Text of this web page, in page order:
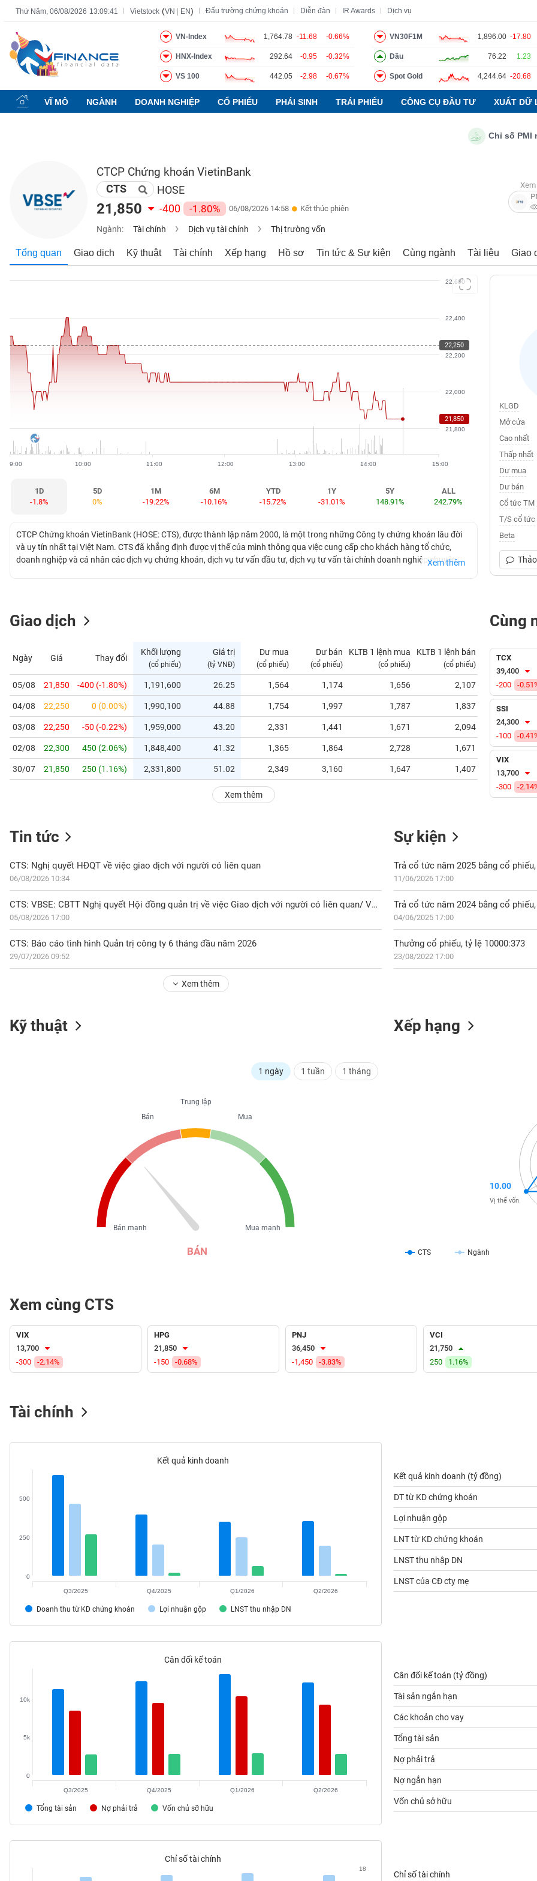
Thứ Năm, 06/08/2026 13:09:42 Vietstock (VN EN) Đấu trường chứng khoán Diễn đàn IR Awards Dịch vụ
VN-Index 1,764.78 -11.68 -0.66%
HNX-Index 292.64 -0.95 -0.32%
VS 100 442.05 -2.98 -0.67%
VN30F1M 1,896.00 -17.80
Dầu 76.22 1.23
Spot Gold 4,244.64 -20.68
VĨ MÔ NGÀNH DOANH NGHIỆP CỔ PHIẾU PHÁI SINH TRÁI PHIẾU CÔNG CỤ ĐẦU TƯ XUẤT DỮ
Chỉ số PMI
CTCP Chứng khoán VietinBank
CTS HOSE
21,850 -400 -1.80% 06/08/2026 14:58 Kết thúc phiên
Ngành: Tài chính Dịch vụ tài chính Thị trường vốn
Tổng quan Giao dịch Kỹ thuật Tài chính Xếp hạng Hồ sơ Tin tức & Sự kiện Cùng ngành Tài liệu Giao
21,800
22,000
22,200
22,400
22,600
9:00 10:00 11:00 12:00 13:00 14:00 15:00
22,250
21,850
1D
-1.8%
5D
0%
1M
-19.22%
6M
-10.16%
YTD
-15.72%
1Y
-31.01%
5Y
148.91%
ALL
242.79%
CTCP Chứng khoán VietinBank (HOSE: CTS), được thành lập năm 2000, là một trong những Công ty chứng khoán lâu đời
và uy tín nhất tại Việt Nam. CTS đã khẳng định được vị thế của mình thông qua việc cung cấp cho khách hàng tổ chức,
doanh nghiệp và cá nhân các dịch vụ chứng khoán, dịch vụ tư vấn đầu tư, dịch vụ tư vấn tài chính doanh nghiệp chuyên
Xem thêm
KLGD
Mở cửa
Cao nhất
Thấp nhất
Dư mua
Dư bán
Cổ tức TM
T/S cổ tức
Beta
Giao dịch
Ngày Giá Thay đổi
Khối lượng
(cổ phiếu)
Giá trị
(tỷ VNĐ)
Dư mua
(cổ phiếu)
Dư bán
(cổ phiếu)
KLTB 1 lệnh mua
(cổ phiếu)
KLTB 1 lệnh bán
(cổ phiếu)
05/08 21,850 -400 (-1.80%) 1,191,600 26.25 1,564 1,174 1,656 2,107 0.37
04/08 22,250 0 (0.00%) 1,990,100 44.88 1,754 1,997 1,787 1,837
03/08 22,250 -50 (-0.22%) 1,959,000 43.20 2,331 1,441 1,671 2,094 3.62
02/08 22,300 450 (2.06%) 1,848,400 41.32 1,365 1,864 2,728 1,671 1.28
30/07 21,850 250 (1.16%) 2,331,800 51.02 2,349 3,160 1,647 1,407 4.90
Xem thêm
Cùng
TCX
39,400
-200
-
SSI
24,300
-100
-
VIX
13,700
-300
-
Tin tức
CTS: Nghị quyết HĐQT về việc giao dịch với người có liên quan
06/08/2026 10:34
CTS: VBSE: CBTT Nghị quyết Hội đồng quản trị về việc Giao dịch với người có liên quan/ VBSE: Discloses the Resolution of the Board of Directors regarding Transaction with related persons
05/08/2026 17:00
CTS: Báo cáo tình hình Quản trị công ty 6 tháng đầu năm 2026
29/07/2026 09:52
Xem thêm
Sự kiện
Trả cổ tức năm 2025 bằng cổ
11/06/2026 17:00
Trả cổ tức năm 2024 bằng cổ
04/06/2025 17:00
Thưởng cổ phiếu, tỷ lệ 10000:373
23/08/2022 17:00
Kỹ thuật
1 ngày 1 tuần 1 tháng
BÁN
Trung lập
Mua
Mua mạnh
Bán
Bán mạnh
Xếp hạng
CTS Ngành
10.00
Vị thế vốn
Xem cùng CTS
VIX
13,700
-300
-2.14%
HPG
21,850
-150
-0.68%
PNJ
36,450
-1,450
-3.83%
VCI
21,750
250
1.16%
Tài chính
Kết quả kinh doanh
Lợi nhuận gộp LNST thu nhập DN
Doanh thu từ KD chứng khoán
0
250
500
Q3/2025 Q4/2025 Q1/2026 Q2/2026
Kết quả kinh doanh (tỷ đồng)
DT từ KD chứng khoán
Lợi nhuận gộp
LNT từ KD chứng khoán
LNST thu nhập DN
LNST của CĐ cty mẹ
Cân đối kế toán
Tổng tài sản Nợ phải trả Vốn chủ sỡ hữu
0
5k
10k
Q3/2025 Q4/2025 Q1/2026 Q2/2026
Cân đối kế toán (tỷ đồng)
Tài sản ngắn hạn
Các khoản cho vay
Tổng tài sản
Nợ phải trả
Nợ ngắn hạn
Vốn chủ sở hữu
Chỉ số tài chính
18
Chỉ số tài chính
Tất cả Tính năng Ngành Mã chứng khoán Lãnh đạo Báo cáo phân tích Thuật ngữ
Tính
năng
(-)
KHOÁN
NGHIỆP
SẢN
TÀI
CHÍNH
HÓA
GIỚI
CÁ
NHÂN
PHÂN
TÍCH
VIETSTOCKFINANCE
DOANH
NGHIỆP
CỔ
PHIẾU
SINH
(-)
VS-
SECTOR
LIỆU
NGHIỆP
TIÊU
TIÊU
THIẾT